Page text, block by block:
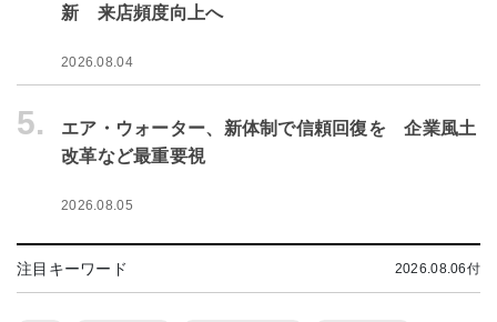
新 来店頻度向上へ
2026.08.04
5.
エア・ウォーター、新体制で信頼回復を 企業風土
改革など最重要視
2026.08.05
注目キーワード 2026.08.06付